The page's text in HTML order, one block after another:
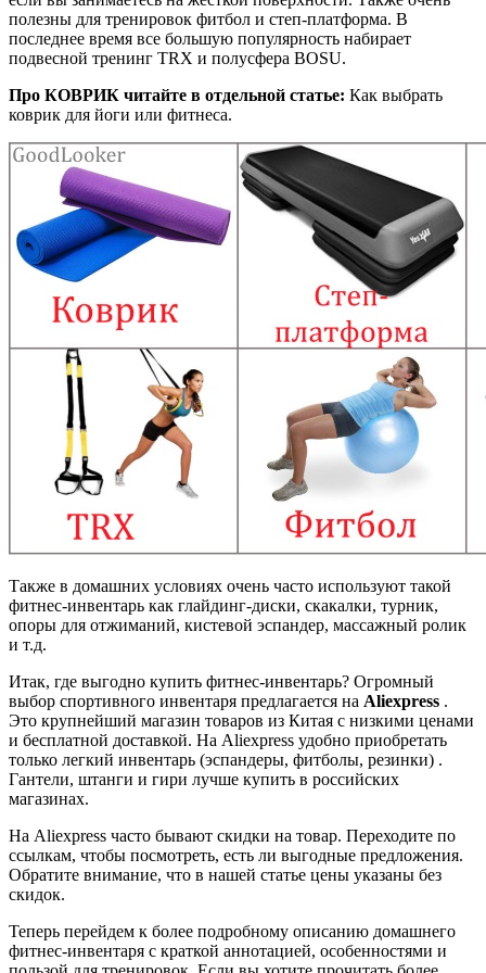
полезны для тренировок фитбол и степ-платформа. В
последнее время все большую популярность набирает
подвесной тренинг TRX и полусфера BOSU.
Про КОВРИК читайте в отдельной статье: Как выбрать
коврик для йоги или фитнеса.
Также в домашних условиях очень часто используют такой
фитнес-инвентарь как глайдинг-диски, скакалки, турник,
опоры для отжиманий, кистевой эспандер, массажный ролик
и т.д.
Итак, где выгодно купить фитнес-инвентарь? Огромный
выбор спортивного инвентаря предлагается на Aliexpress .
Это крупнейший магазин товаров из Китая с низкими ценами
и бесплатной доставкой. На Aliexpress удобно приобретать
только легкий инвентарь (эспандеры, фитболы, резинки) .
Гантели, штанги и гири лучше купить в российских
магазинах.
На Aliexpress часто бывают скидки на товар. Переходите по
ссылкам, чтобы посмотреть, есть ли выгодные предложения.
Обратите внимание, что в нашей статье цены указаны без
скидок.
Теперь перейдем к более подробному описанию домашнего
фитнес-инвентаря с краткой аннотацией, особенностями и